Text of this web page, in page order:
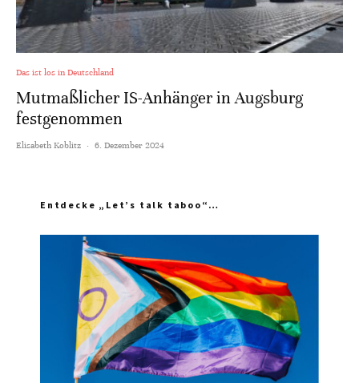
Das ist los in Deutschland
Mutmaßlicher IS-Anhänger in Augsburg
festgenommen
Elisabeth Koblitz · 6. Dezember 2024
Entdecke „Let’s talk taboo“…